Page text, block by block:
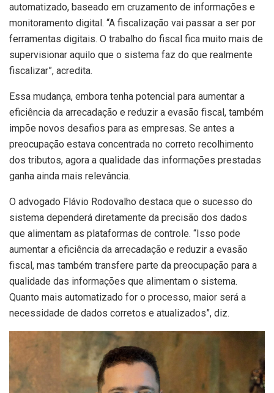
automatizado, baseado em cruzamento de informações e
monitoramento digital. “A fiscalização vai passar a ser por
ferramentas digitais. O trabalho do fiscal fica muito mais de
supervisionar aquilo que o sistema faz do que realmente
fiscalizar”, acredita.
Essa mudança, embora tenha potencial para aumentar a
eficiência da arrecadação e reduzir a evasão fiscal, também
impõe novos desafios para as empresas. Se antes a
preocupação estava concentrada no correto recolhimento
dos tributos, agora a qualidade das informações prestadas
ganha ainda mais relevância.
O advogado Flávio Rodovalho destaca que o sucesso do
sistema dependerá diretamente da precisão dos dados
que alimentam as plataformas de controle. “Isso pode
aumentar a eficiência da arrecadação e reduzir a evasão
fiscal, mas também transfere parte da preocupação para a
qualidade das informações que alimentam o sistema.
Quanto mais automatizado for o processo, maior será a
necessidade de dados corretos e atualizados”, diz.